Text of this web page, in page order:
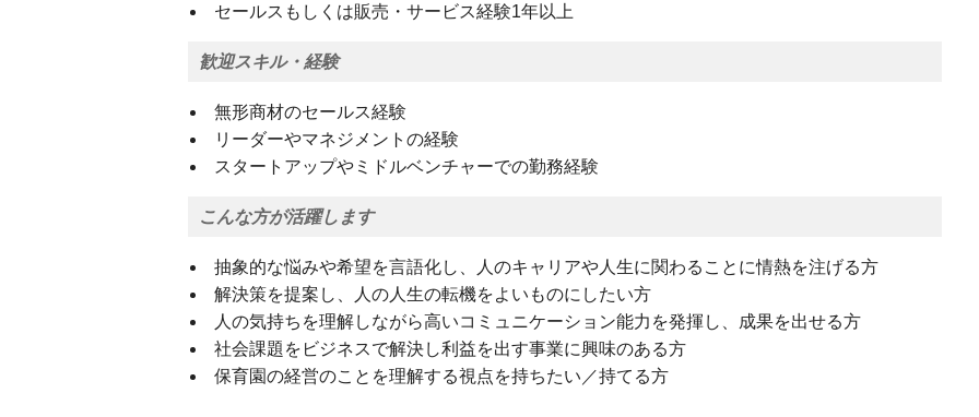
セールスもしくは販売・サービス経験1年以上
歓迎スキル・経験
無形商材のセールス経験
リーダーやマネジメントの経験
スタートアップやミドルベンチャーでの勤務経験
こんな方が活躍します
抽象的な悩みや希望を言語化し、人のキャリアや人生に関わることに情熱を注げる方
解決策を提案し、人の人生の転機をよいものにしたい方
人の気持ちを理解しながら高いコミュニケーション能力を発揮し、成果を出せる方
社会課題をビジネスで解決し利益を出す事業に興味のある方
保育園の経営のことを理解する視点を持ちたい／持てる方